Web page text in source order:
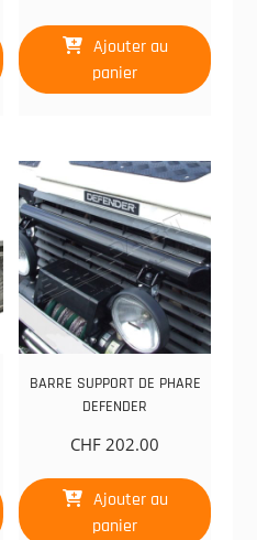
Ajouter au
panier
BARRE SUPPORT DE PHARE
DEFENDER
CHF 202.00
Ajouter au
panier